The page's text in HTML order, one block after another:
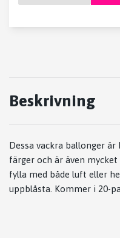
Beskrivning
Dessa vackra ballonger
färger och är även
fylla med både luft eller
uppblåsta. Kommer i 20-